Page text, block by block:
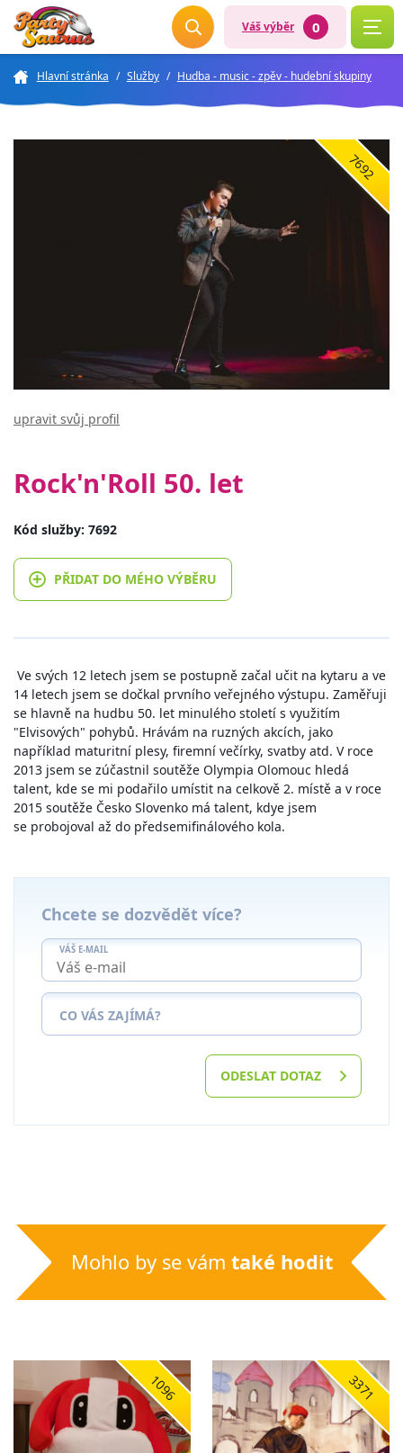
Váš výběr 0
Hlavní stránka / Služby / Hudba - music - zpěv - hudební skupiny
7692
upravit svůj profil
Rock'n'Roll 50. let
Kód služby: 7692
PŘIDAT DO MÉHO VÝBĚRU
Ve svých 12 letech jsem se postupně začal učit na kytaru a ve
14 letech jsem se dočkal prvního veřejného výstupu. Zaměřuji
se hlavně na hudbu 50. let minulého století s využitím
"Elvisových" pohybů. Hrávám na ruzných akcích, jako
například maturitní plesy, firemní večírky, svatby atd. V roce
2013 jsem se zúčastnil soutěže Olympia Olomouc hledá
talent, kde se mi podařilo umístit na celkově 2. místě a v roce
2015 soutěže Česko Slovenko má talent, kdye jsem
se probojoval až do předsemifinálového kola.
Chcete se dozvědět více?
VÁŠ E-MAIL
CO VÁS ZAJÍMÁ?
ODESLAT DOTAZ
Mohlo by se vám také hodit
1096 3371